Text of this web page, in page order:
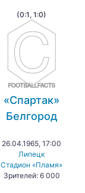
(0:1, 1:0)
«Спартак»
Белгород
26.04.1965, 17:00
Липецк
Стадион «Пламя»
Зрителей: 6 000